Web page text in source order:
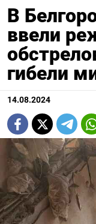
В
ввели
гибели
14.08.2024